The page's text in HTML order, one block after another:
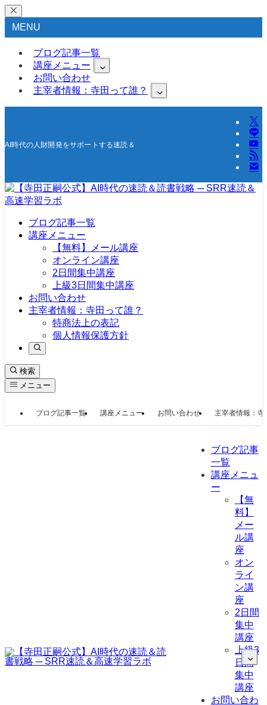
MENU
ブログ記事一覧
講座メニュー
お問い合わせ
主宰者情報：寺田って誰？
AI時代の人財開発をサポートする速読＆高速学習の研究所
ブログ記事一覧
講座メニュー
【無料】メール講座
オンライン講座
2日間集中講座
上級3日間集中講座
お問い合わせ
主宰者情報：寺田って誰？
特商法上の表記
個人情報保護方針
検索
メニュー
ブログ記事一覧 講座メニュー お問い合わせ 主宰者情報：寺
ブログ記事
一覧
講座メニュ
ー
【無
料】
メー
ル講
座
オン
ライ
ン講
座
2日間
集中
講座
上級3
日間
集中
講座
お問い合わ